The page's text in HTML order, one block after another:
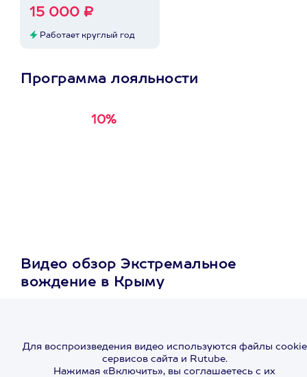
15 000 ₽
Работает круглый год
Программа лояльности
10%
Видео обзор Экстремальное
вождение в Крыму
Для воспроизведения видео используются файлы cookie
сервисов сайта и Rutube.
Нажимая «Включить», вы соглашаетесь с их